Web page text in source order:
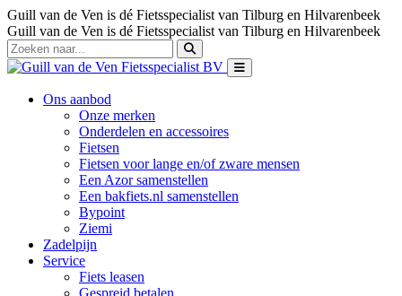
Guill van de Ven is dé Fietsspecialist van Tilburg en Hilvarenbeek
Guill van de Ven is dé Fietsspecialist van Tilburg en Hilvarenbeek
Ons aanbod
Onze merken
Onderdelen en accessoires
Fietsen
Fietsen voor lange en/of zware mensen
Een Azor samenstellen
Een bakfiets.nl samenstellen
Bypoint
Ziemi
Zadelpijn
Service
Fiets leasen
Gespreid betalen